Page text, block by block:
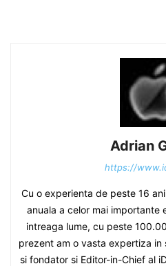
Adrian
https://
Cu o experienta de peste 16
anuala a celor mai importante
intreaga lume, cu peste
prezent am o vasta expertiza in
si fondator si Editor-in-Chief al